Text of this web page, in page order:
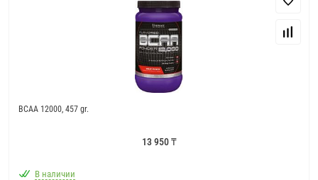
BCAA 12000, 457 gr.
13 950 ₸
В наличии